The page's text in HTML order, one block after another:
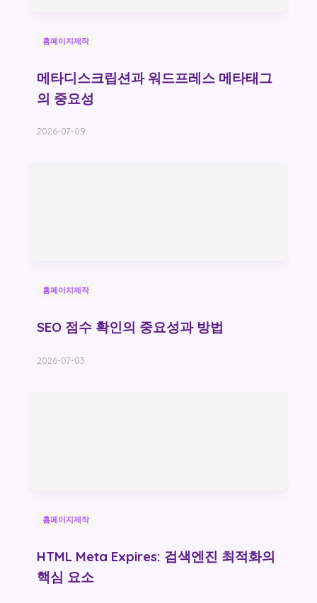
홈페이지제작
메타디스크립션과 워드프레스 메타태그
의 중요성
2026-07-09
홈페이지제작
SEO 점수 확인의 중요성과 방법
2026-07-03
홈페이지제작
HTML Meta Expires: 검색엔진 최적화의
핵심 요소